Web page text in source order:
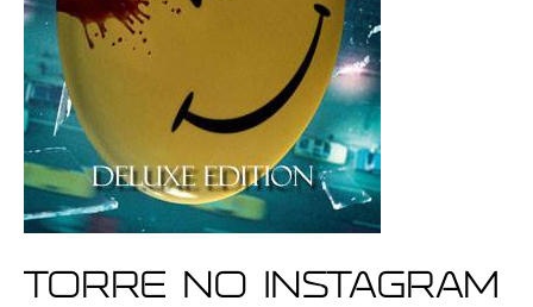
Torre no Instagram